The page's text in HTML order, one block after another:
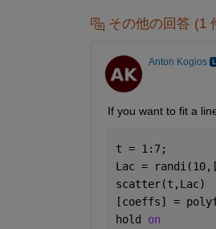
その他の回答 (1
Anton Kogios
If you want to fit a
t = 1:7;
Lac =
scatter(t,Lac)
[coeffs] =
hold on